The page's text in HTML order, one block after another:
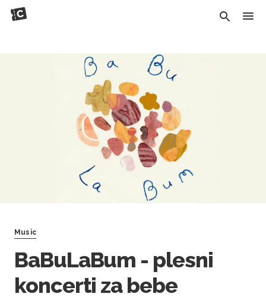
Music
BaBuLaBum - plesni
koncerti za bebe